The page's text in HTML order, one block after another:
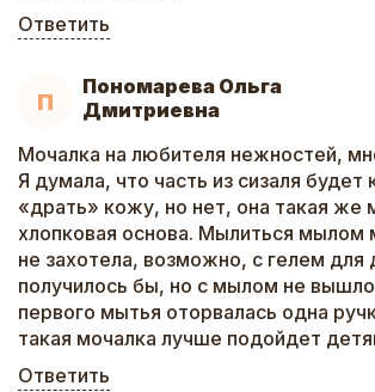
Ответить
П
Пономарева Ольга
Дмитриевна
Мочалка на любителя нежностей,
Я думала, что часть из сизаля будет
«драть» кожу, но нет, она такая же
хлопковая основа. Мылиться мылом
не захотела, возможно, с гелем для
получилось бы, но с мылом не
первого мытья оторвалась одна
такая мочалка лучше подойдет
Ответить